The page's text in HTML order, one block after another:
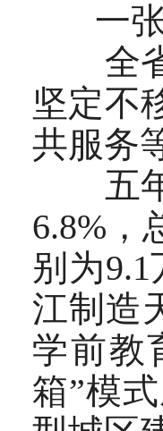
一张
全省
坚定不
共服务
五年
6.8%，
别为
江制造
学前教
箱”模